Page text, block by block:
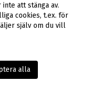
2018-01-04 15:38
den 13
att stänga av.
cookies, t.ex. för
själv om du vill
alla